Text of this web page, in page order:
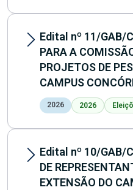
Edital nº 11/GAB/
PARA A
PROJETOS DE
CAMPUS
2026 2026
Edital nº 10/GAB/
DE
EXTENSÃO DO